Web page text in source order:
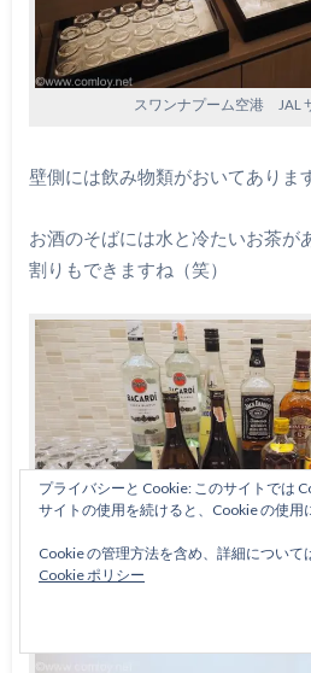
スワンナプーム空港 JAL
壁側には飲み物類がおいてありま
お酒のそばには水と冷たいお茶が
割りもできますね（笑）
プライバシーと Cookie: このサイトでは
サイトの使用を続けると、Cookie の使用
Cookie の管理方法を含め、詳細について
Cookie ポリシー